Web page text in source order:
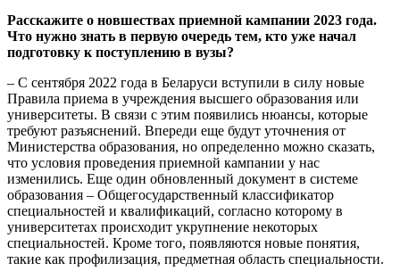
Расскажите о новшествах приемной кампании 2023 года.
Что нужно знать в первую очередь тем, кто уже начал
подготовку к поступлению в вузы?
– С сентября 2022 года в Беларуси вступили в силу новые
Правила приема в учреждения высшего образования или
университеты. В связи с этим появились нюансы, которые
требуют разъяснений. Впереди еще будут уточнения от
Министерства образования, но определенно можно сказать,
что условия проведения приемной кампании у нас
изменились. Еще один обновленный документ в системе
образования – Общегосударственный классификатор
специальностей и квалификаций, согласно которому в
университетах происходит укрупнение некоторых
специальностей. Кроме того, появляются новые понятия,
такие как профилизация, предметная область специальности.